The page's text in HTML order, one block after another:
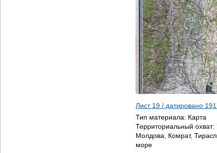
Лист 19 / датировано
Тип материала: Карта
Территориальный охват:
Молдова, Комрат,
море